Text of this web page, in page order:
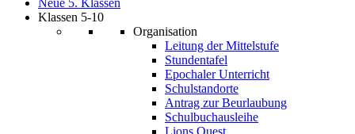
Neue 5. Klassen
Klassen 5-10
Organisation
Leitung der Mittelstufe
Stundentafel
Epochaler Unterricht
Schulstandorte
Antrag zur Beurlaubung
Schulbuchausleihe
Lions Quest